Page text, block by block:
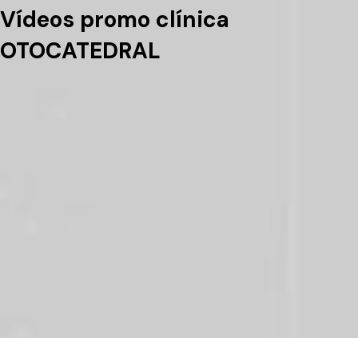
Vídeos promo clínica
OTOCATEDRAL